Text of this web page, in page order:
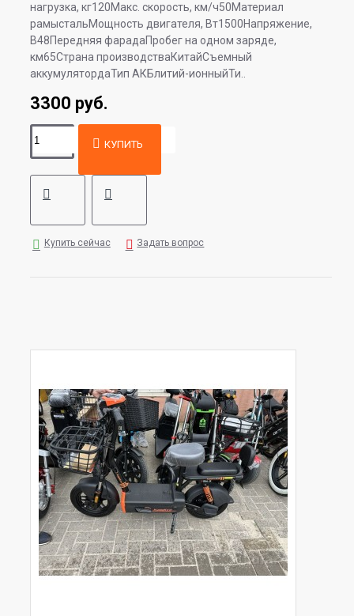
нагрузка, кг120Макс. скорость, км/ч50Материал
рамыстальМощность двигателя, Вт1500Напряже ние,
В48Передняя фарадаПробег на одном заряде,
км65Страна производстваКитайСъемный
аккумулятордаТип АКБлитий-ионныйТи..
3300 руб.
КУПИТЬ
Купить сейчас Задать вопрос